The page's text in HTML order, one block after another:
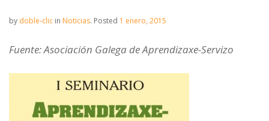
by doble-clic in Noticias. Posted 1 enero, 2015
Fuente: Asociación Galega de Aprendizaxe-Servizo